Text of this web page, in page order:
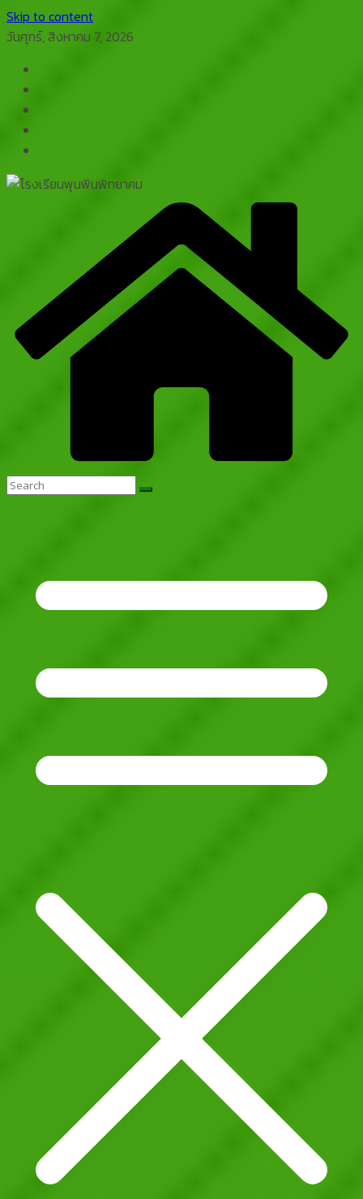
Skip to content
วันศุกร์, สิงหาคม 7, 2026